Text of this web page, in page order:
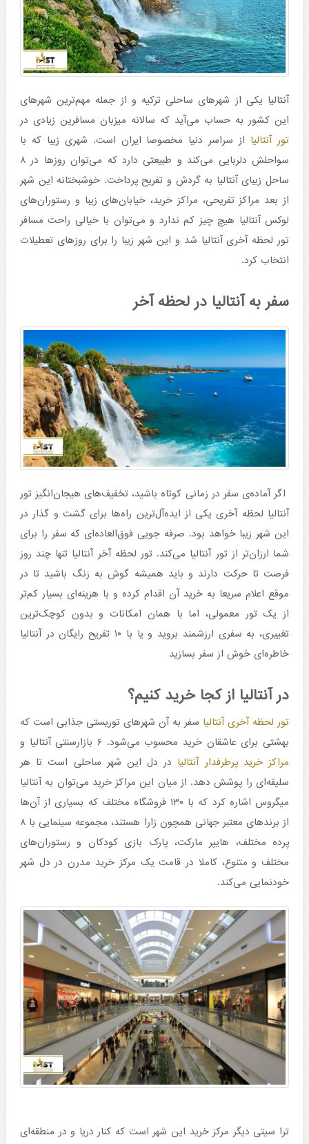
آنتالیا یکی از شهرهای ساحلی ترکیه و از جمله مهم‌ترین شهرهای
این کشور به حساب می‌آید که سالانه میزبان مسافرین زیادی در
تور آنتالیا از سراسر دنیا مخصوصا ایران است. شهری زیبا که با
سواحلش دلربایی می‌کند و طبیعتی دارد که می‌توان روزها در ۸
ساحل زیبای آنتالیا به گردش و تفریح پرداخت. خوشبختانه این شهر
از بعد مراکز تفریحی، مراکز خرید، خیابان‌های زیبا و رستوران‌های
لوکس آنتالیا هیچ چیز کم ندارد و می‌توان با خیالی راحت مسافر
تور لحظه آخری آنتالیا شد و این شهر زیبا را برای روزهای تعطیلات
انتخاب کرد.
سفر به آنتالیا در لحظه آخر
اگر آماده‌ی سفر در زمانی کوتاه باشید، تخفیف‌های هیجان‌انگیز تور
آنتالیا لحظه آخری یکی از ایده‌آل‌ترین راه‌ها برای گشت و گذار در
این شهر زیبا خواهد بود. صرفه جویی فوق‌العاده‌ای که سفر را برای
شما ارزان‌تر از تور آنتالیا می‌کند. تور لحظه آخر آنتالیا تنها چند روز
فرصت تا حرکت دارند و باید همیشه گوش به زنگ باشید تا در
موقع اعلام سریعا به خرید آن اقدام کرده و با هزینه‌ای بسیار کم‌تر
از یک تور معمولی، اما با همان امکانات و بدون کوچک‌ترین
تغییری، به سفری ارزشمند بروید و یا با ۱۰ تفریح رایگان در آنتالیا
خاطره‌ای خوش از سفر بسازید
در آنتالیا از کجا خرید کنیم؟
تور لحظه آخری آنتالیا سفر به آن شهرهای توریستی جذابی است که
بهشتی برای عاشقان خرید محسوب می‌شود. ۶ بازارسنتی آنتالیا و
مراکز خرید پرطرفدار آنتالیا در دل این شهر ساحلی است تا هر
سلیقه‌ای را پوشش دهد. از میان این مراکز خرید می‌توان به آنتالیا
میگروس اشاره کرد که با ۱۳۰ فروشگاه مختلف که بسیاری از آن‌ها
از برندهای معتبر جهانی همچون زارا هستند، مجموعه سینمایی با ۸
پرده مختلف، هایپر مارکت، پارک بازی کودکان و رستوران‌های
مختلف و متنوع، کاملا در قامت یک مرکز خرید مدرن در دل شهر
خودنمایی می‌کند.
ترا سیتی دیگر مرکز خرید این شهر است که کنار دریا و در منطقه‌ای